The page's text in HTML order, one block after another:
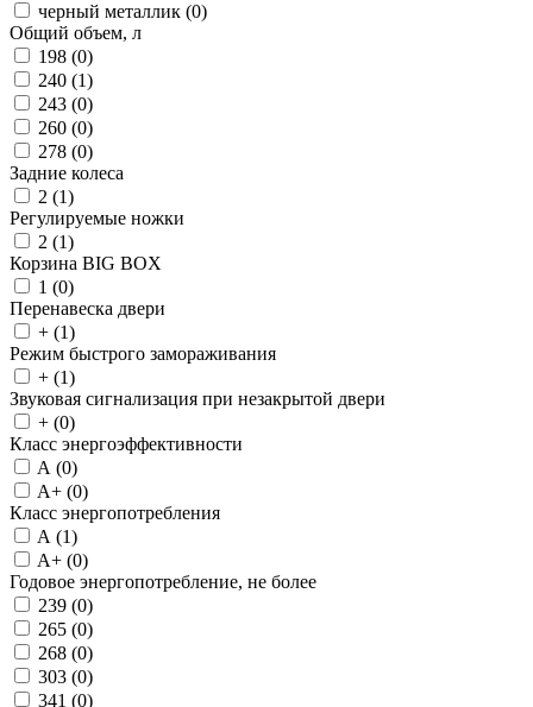
черный металлик (0)
Общий объем, л
198 (0)
240 (1)
243 (0)
260 (0)
278 (0)
Задние колеса
2 (1)
Регулируемые ножки
2 (1)
Корзина BIG BOX
1 (0)
Перенавеска двери
+ (1)
Режим быстрого замораживания
+ (1)
Звуковая сигнализация при незакрытой двери
+ (0)
Класс энергоэффективности
A (0)
A+ (0)
Класс энергопотребления
A (1)
A+ (0)
Годовое энергопотребление, не более
239 (0)
265 (0)
268 (0)
303 (0)
341 (0)